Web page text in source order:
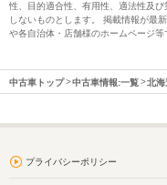
性、目的適合性、有用性、適法性及
しないものとします。 掲載情報が最
や各自治体・店舗様のホームページ等
中古車トップ 中古車情報:一覧 北海
プライバシーポリシー